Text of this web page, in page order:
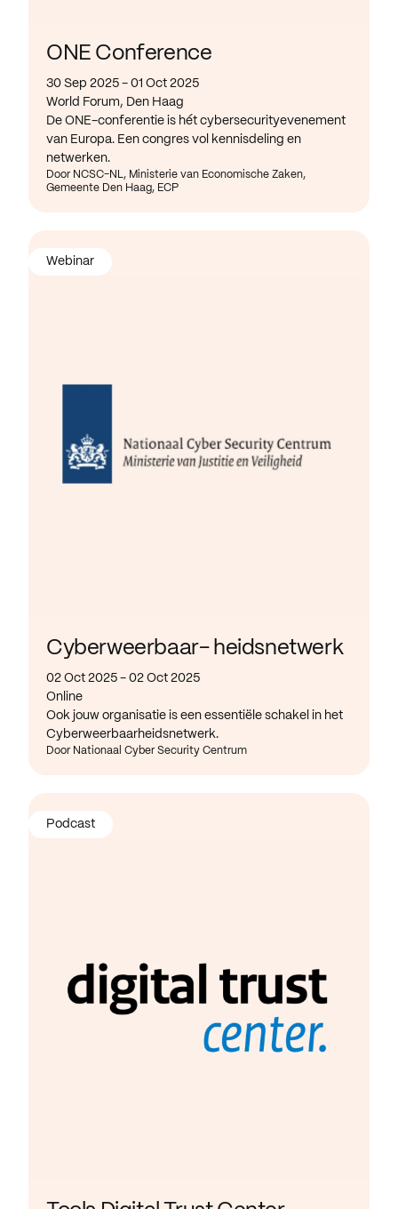
ONE Conference
30 Sep 2025 - 01 Oct 2025
World Forum, Den Haag
De ONE-conferentie is hét cybersecurityevenement
van Europa. Een congres vol kennisdeling en
netwerken.
Door NCSC-NL, Ministerie van Economische Zaken,
Gemeente Den Haag, ECP
Cyberweerbaar- heidsnetwerk
02 Oct 2025 - 02 Oct 2025
Online
Ook jouw organisatie is een essentiële schakel in het
Cyberweerbaarheidsnetwerk.
Door Nationaal Cyber Security Centrum
Webinar
Podcast